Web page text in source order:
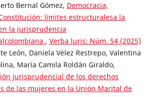
Bernal Gómez, Democracia,
límites estructuralesa la
la jurisprudencia
, Verba luris: Núm. 54 (2025)
León, Daniela Vélez Restrepo, Valentina
María Camila Roldán Giraldo,
jurisprudencial de los derechos
de las mujeres en la Unión Marital de